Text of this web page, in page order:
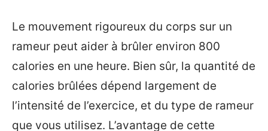
Le mouvement rigoureux du corps sur un
rameur peut aider à brûler environ 800
calories en une heure. Bien sûr, la quantité de
calories brûlées dépend largement de
l’intensité de l’exercice, et du type de rameur
que vous utilisez. L’avantage de cette